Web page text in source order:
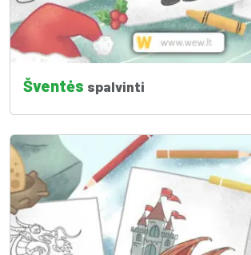
Šventės spalvinti